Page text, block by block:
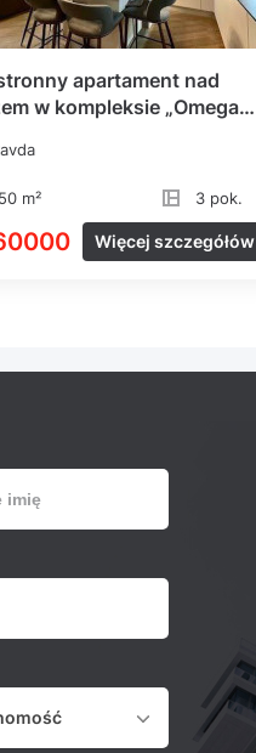
apartament nad
w kompleksie „Omega
m² 3 pok.
Więcej szczegółów